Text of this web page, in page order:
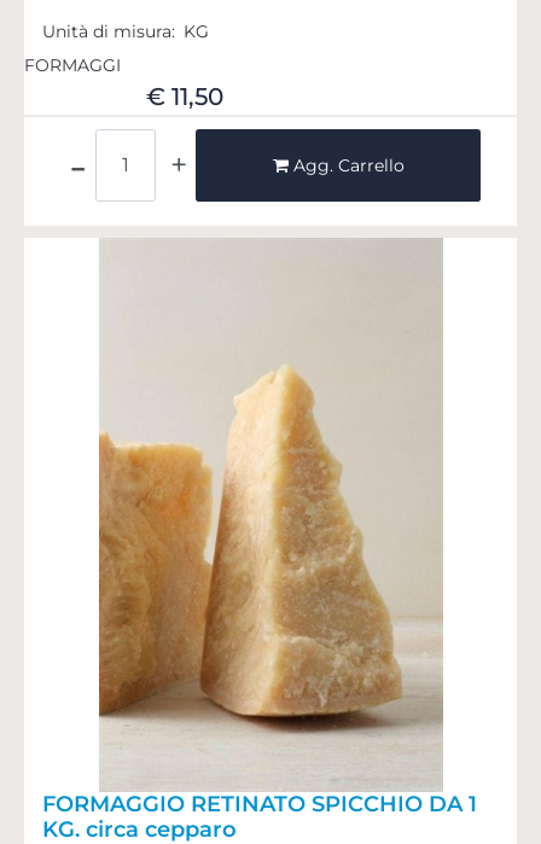
Unità di misura: KG
FORMAGGI
€ 11,50
Agg. Carrello
FORMAGGIO RETINATO SPICCHIO DA 1
KG. circa cepparo